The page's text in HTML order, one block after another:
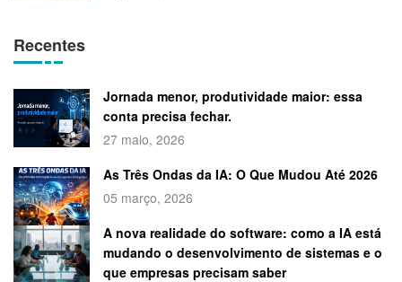
Recentes
Jornada menor, produtividade maior: essa
conta precisa fechar.
27 maio, 2026
As Três Ondas da IA: O Que Mudou Até 2026
05 março, 2026
A nova realidade do software: como a IA está
mudando o desenvolvimento de sistemas e o
que empresas precisam saber